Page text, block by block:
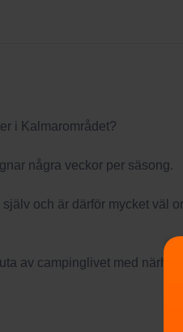
i Kalmarområdet?
några veckor per säsong.
och är därför mycket väl
av campinglivet med närhet